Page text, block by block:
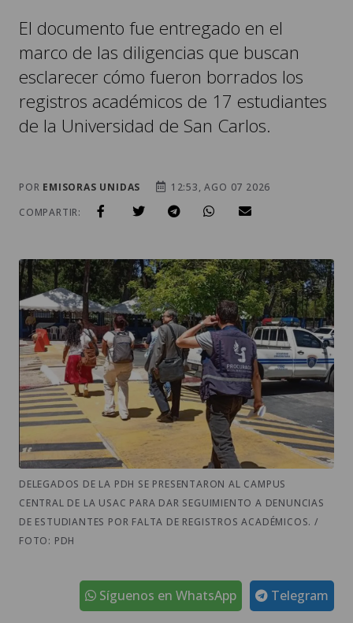
El documento fue entregado en el
marco de las diligencias que buscan
esclarecer cómo fueron borrados los
registros académicos de 17 estudiantes
de la Universidad de San Carlos.
POR EMISORAS UNIDAS
12:53, AGO 07 2026
COMPARTIR:
DELEGADOS DE LA PDH SE PRESENTARON AL CAMPUS
CENTRAL DE LA USAC PARA DAR SEGUIMIENTO A DENUNCIAS
DE ESTUDIANTES POR FALTA DE REGISTROS ACADÉMICOS. /
FOTO: PDH
Telegram
Síguenos en WhatsApp